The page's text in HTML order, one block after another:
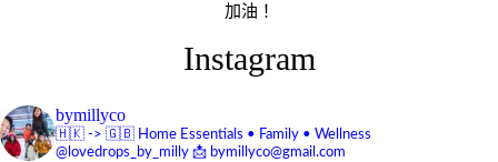
加油！
Instagram
bymillyco
🇭🇰 -> 🇬🇧 Home Essentials • Family • Wellness
@lovedrops_by_milly 📩 bymillyco@gmail.com